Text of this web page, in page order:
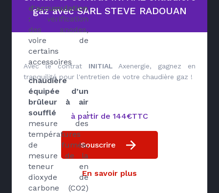
d’accumulation
: vérification
des anodes,
voire de
certains
accessoires
chaudière
équipée d’un
brûleur à air
soufflé :
mesure des
températures
de fumée,
mesure de la
teneur en
dioxyde de
carbone (CO2)
gaz avec SARL STEVE RADOUAN
Avec le contrat INITIAL Axenergie, gagnez en
tranquilité pour l'entretien de votre chaudière gaz !
à partir de 144€TTC
Souscrire
En savoir plus